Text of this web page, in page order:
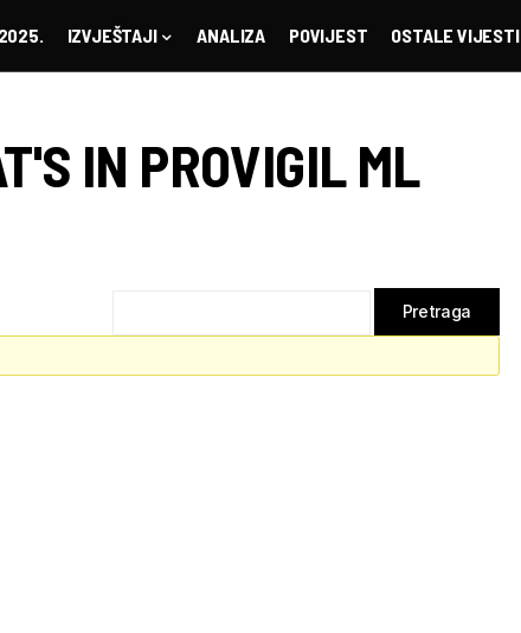
IZVJEŠTAJI ANALIZA POVIJEST OSTALE VIJESTI
IN PROVIGIL ML